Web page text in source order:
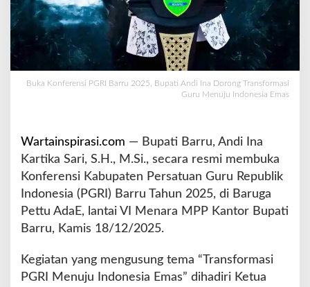
B
a
r
u
B
u
p
a
i
A
d
Buka Konferensi PGRI Barru 2025, Bupati Andi Ina Dorong Transformasi
Guru Menuju Indonesia Emas
Wartainspirasi.com — Bupati Barru, Andi Ina
Kartika Sari, S.H., M.Si., secara resmi membuka
Konferensi Kabupaten Persatuan Guru Republik
Indonesia (PGRI) Barru Tahun 2025, di Baruga
Pettu AdaE, lantai VI Menara MPP Kantor Bupati
Barru, Kamis 18/12/2025.
Kegiatan yang mengusung tema “Transformasi
PGRI Menuju Indonesia Emas” dihadiri Ketua